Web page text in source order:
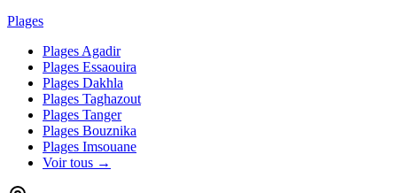
Plages
Plages Agadir
Plages Essaouira
Plages Dakhla
Plages Taghazout
Plages Tanger
Plages Bouznika
Plages Imsouane
Voir tous →